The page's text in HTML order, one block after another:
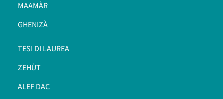
MAAMÀR
GHENIZÀ
TESI DI LAUREA
ZEHÙT
ALEF DAC